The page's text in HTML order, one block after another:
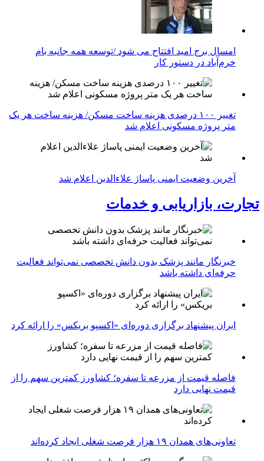
امسال برج امید افتتاح می شود /توسعه همه جانبه بام
خرم‌آباد در دستور کار
تغییر ۱۰۰ درصدی هزینه ساخت مسکن/ هزینه ساخت هر یک
متر پروژه مسکونی اعلام شد
آخرین وضعیت ایمنی پاساژ علاءالدین اعلام شد
تجارت، بازاریابی و خدمات
خبرنگار مانند پزشک بدون دانش تخصصی نمی‌تواند فعالیت
حرفه‌ای داشته باشد
ایران پیشنهاد برگزاری دوره‌ای «اکسپو بریکس» را ارائه کرد
فاصله قیمت از مزرعه تا سفره؛ کشاورز کمترین سهم را از
قیمت نهایی دارد
تعاونی‌های همدان ۱۹ هزار فرصت شغلی ایجاد کرده‌اند